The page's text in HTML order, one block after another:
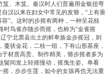
、木笈。秦汉时人们普遍用金银扭弯
汉以来在妇女中常见的发簪，“上有垂
”。这时的步摇有两种，一种呈花枝
时鸟雀亦随步而摇，也称为“金雀摇
宁北票县出土的鲜卑族金步摇冠，则
状金花，二枝一组，下有山形基座，
材质高贵、制作精美，簪步摇者多为
鬓间发上轻摇慢动，摇曳生姿。单看
摇，步步生莲，如今的女孩再也无法重